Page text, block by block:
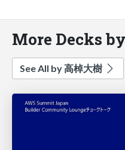
More Decks
See All by 高棹大樹